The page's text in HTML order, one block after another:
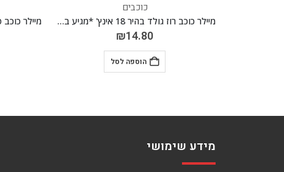
כוכבים
מיילר כוכב טורקיז 18 אינץ' *מגיע בסיטונאות חבילה של 5 יח'*
₪14.80
הוספה לסל
מידע שימושי